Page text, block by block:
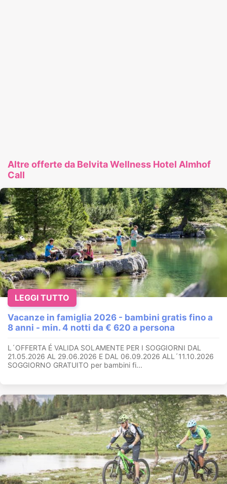
Altre offerte da Belvita Wellness Hotel Almhof
Call
Vacanze in famiglia 2026 - bambini gratis fino a
8 anni - min. 4 notti da € 620 a persona
L´OFFERTA É VALIDA SOLAMENTE PER I SOGGIORNI DAL
21.05.2026 AL 29.06.2026 E DAL 06.09.2026 ALL´11.10.2026
SOGGIORNO GRATUITO per bambini fi...
LEGGI TUTTO